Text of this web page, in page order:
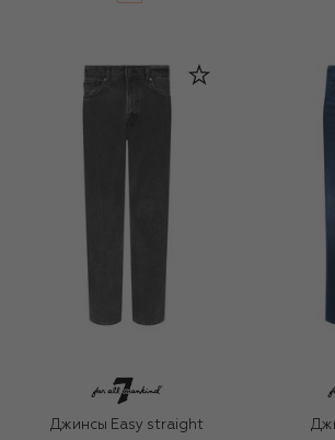
Джинсы Easy straight